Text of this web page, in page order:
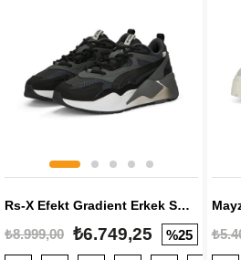
Rs-X Efekt Gradient Erkek Sneaker
₺8.999,00 ₺6.749,25 %25